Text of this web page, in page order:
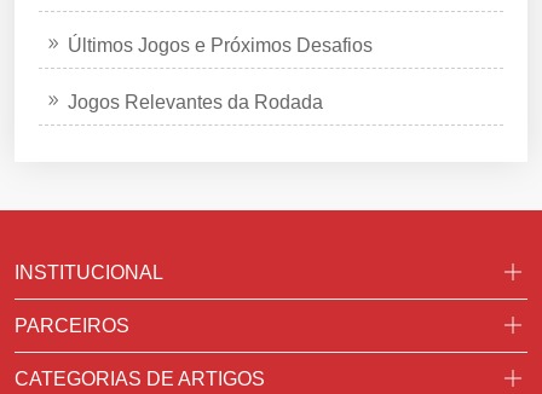
Últimos Jogos e Próximos Desafios
Jogos Relevantes da Rodada
INSTITUCIONAL
PARCEIROS
CATEGORIAS DE ARTIGOS